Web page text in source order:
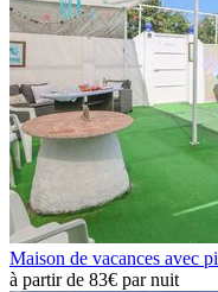
Maison de vacances avec
à partir de 83€ par nuit